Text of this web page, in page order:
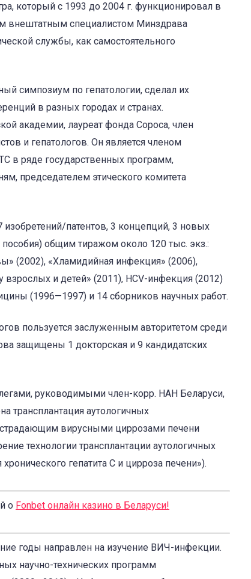
который с 1993 до 2004 г. функционировал в
внештатным специалистом Минздрава
службы, как самостоятельного
симпозиум по гепатологии, сделал их
в разных городах и странах.
академии, лауреат фонда Сороса, член
и гепатологов. Он является членом
в ряде государственных программ,
председателем этического комитета
патентов, 3 концепций, 3 новых
пособия) общим тиражом около 120 тыс. экз.:
(2002), «Хламидийная инфекция» (2006),
и детей» (2011), HCV-инфекция (2012)
(1996—1997) и 14 сборников научных работ.
пользуется заслуженным авторитетом среди
защищены 1 докторская и 9 кандидатских
руководимыми член-корр. НАН Беларуси,
трансплантация аутологичных
вирусными циррозами печени
технологии трансплантации аутологичных
гепатита С и цирроза печени»).
о Fonbet онлайн казино в Беларуси!
годы направлен на изучение ВИЧ-инфекции.
научно-технических программ